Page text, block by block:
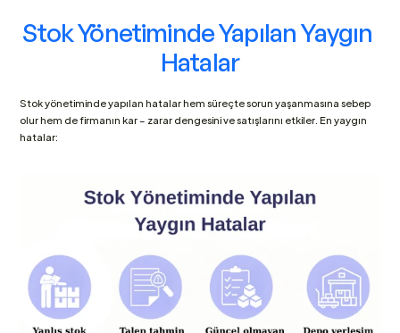
Stok Yönetiminde Yapılan Yaygın
Hatalar
Stok yönetiminde yapılan hatalar hem süreçte sorun yaşanmasına sebep
olur hem de firmanın kar – zarar dengesini ve satışlarını etkiler. En yaygın
hatalar: